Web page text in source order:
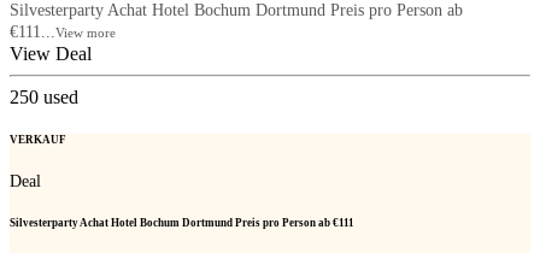
Silvesterparty Achat Hotel Bochum Dortmund Preis pro Person ab
€111...View more
View Deal
250 used
VERKAUF
Deal
Silvesterparty Achat Hotel Bochum Dortmund Preis pro Person ab €111